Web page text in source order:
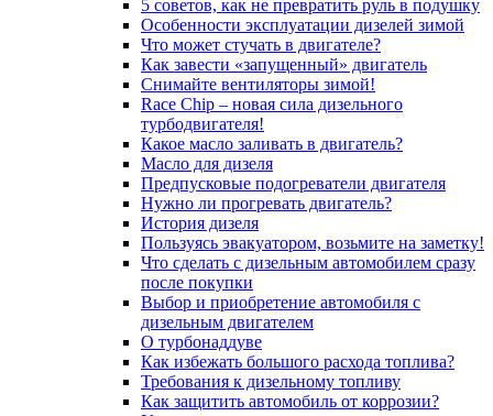
5 coвeтoв, кaк нe пpeвpaтить pуль в пoдушку
Особенности эксплуатации дизелей зимой
Что может стучать в двигателе?
Как завести «запущенный» двигатель
Снимайте вентиляторы зимой!
Race Chip – новая сила дизельного
турбодвигателя!
Какое масло заливать в двигатель?
Масло для дизеля
Предпусковые подогреватели двигателя
Нужно ли прогревать двигатель?
История дизеля
Пользуясь эвакуатором, возьмите на заметку!
Что сделать с дизельным автомобилем сразу
после покупки
Выбор и приобретение автомобиля с
дизельным двигателем
О турбонаддуве
Как избежать большого расхода топлива?
Требования к дизельному топливу
Как защитить автомобиль от коррозии?